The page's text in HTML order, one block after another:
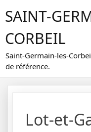
toSAINT-
CORBEIL
Saint-Germain-les-
de référence.
Lot-et-